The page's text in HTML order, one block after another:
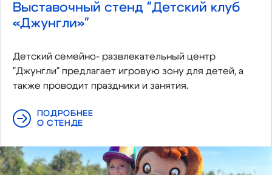
Выставочный стенд "Детский клуб
«Джунгли»"
Детский семейно- развлекательный центр
"Джунгли" предлагает игровую зону для детей, а
также проводит праздники и занятия.
ПОДРОБНЕЕ
О СТЕНДЕ